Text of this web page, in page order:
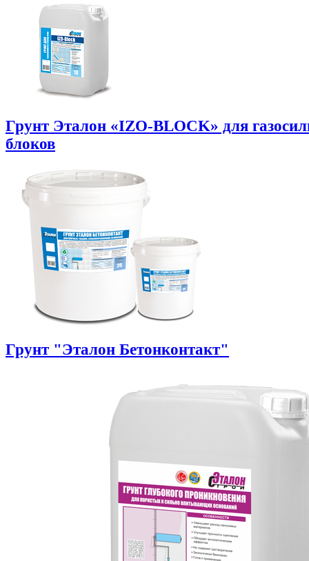
Грунт Эталон «IZO-BLOCK» для
блоков
Грунт "Эталон Бетонконтакт"